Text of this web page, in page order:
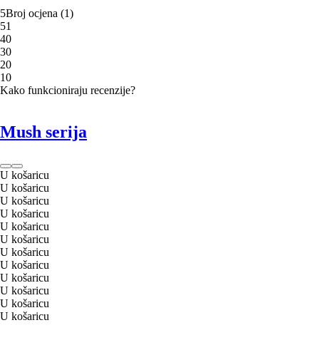
5Broj ocjena (1)
51
40
30
20
10
Kako funkcioniraju recenzije?
Mush serija
U košaricu
U košaricu
U košaricu
U košaricu
U košaricu
U košaricu
U košaricu
U košaricu
U košaricu
U košaricu
U košaricu
U košaricu